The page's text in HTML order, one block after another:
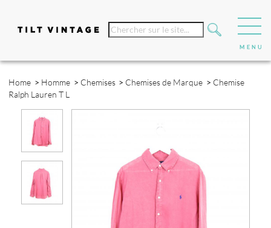
Home > Homme > Chemises > Chemises de Marque > Chemise
Ralph Lauren T L